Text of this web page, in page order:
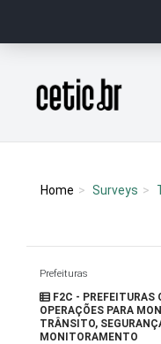
Página inicial
Home Surveys
Prefeituras
F2C - PREFEITURAS
OPERAÇÕES PARA
TRÂNSITO,
MONITORAMENTO